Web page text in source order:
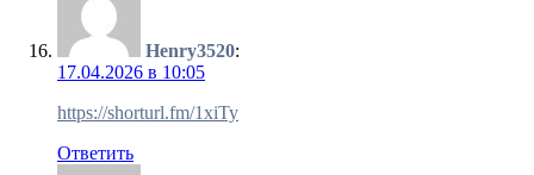
Henry3520:
17.04.2026 в 10:05
https://shorturl.fm/1xiTy
Ответить